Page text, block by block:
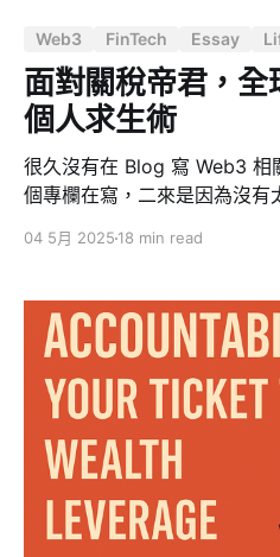
Web3 FinTech Essay
面對關稅帝君，
個人求生術
很久沒有在 Blog 寫 Web3 相
個專欄在寫，二來是因為沒有
們班長金融派大星的啟發，他
篇文章主要來自他線下、社
合最近的時事觀察綜合而寫。 （正文開始） 在全球經濟
與政治格局日益複雜的今日，
保值挑戰。當川普重返白宮，
策略，我們必須清醒認識這
—— 這不是隱藏的陰謀，而是
遊戲，而這場遊戲的最新章節已
時代的殘酷真相 當我們討論全球經濟問題時，必須認清一
個殘酷事實：全球央行的印鈔
04 5月 2025 18 min read